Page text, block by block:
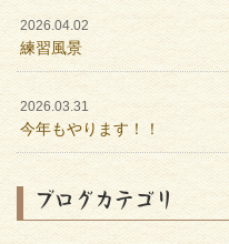
2026.04.02
練習風景
2026.03.31
今年もやります！！
ブログカテゴリ